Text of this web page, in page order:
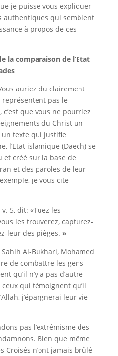
je puisse vous expliquer
authentiques qui semblent
à propos de ces
la comparaison de l’Etat
auriez du clairement
représentent pas le
que vous ne pourriez
du Christ un
un texte qui justifie
l’Etat islamique (Daech) se
et créé sur la base de
et des paroles de leur
je vous cite
5, dit: «Tuez les
les trouverez, capturez-
leur des pièges. »
Al-Bukhari, Mohamed
de combattre les gens
qu’il n’y a pas d’autre
qui témoignent qu’il
j’épargnerai leur vie
pas l’extrémisme des
Bien que même
Croisés n’ont jamais brûlé